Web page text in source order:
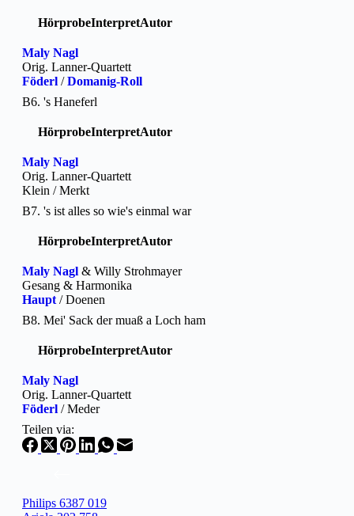
HörprobeInterpretAutor
Maly Nagl
Orig. Lanner-Quartett
Föderl /Domanig-Roll
B6. 's Haneferl
HörprobeInterpretAutor
Maly Nagl
Orig. Lanner-Quartett
Klein / Merkt
B7. 's ist alles so wie's einmal war
HörprobeInterpretAutor
Maly Nagl & Willy Strohmayer
Gesang & Harmonika
Haupt / Doenen
B8. Mei' Sack der muaß a Loch ham
HörprobeInterpretAutor
Maly Nagl
Orig. Lanner-Quartett
Föderl / Meder
Teilen via:
Philips 6387 019